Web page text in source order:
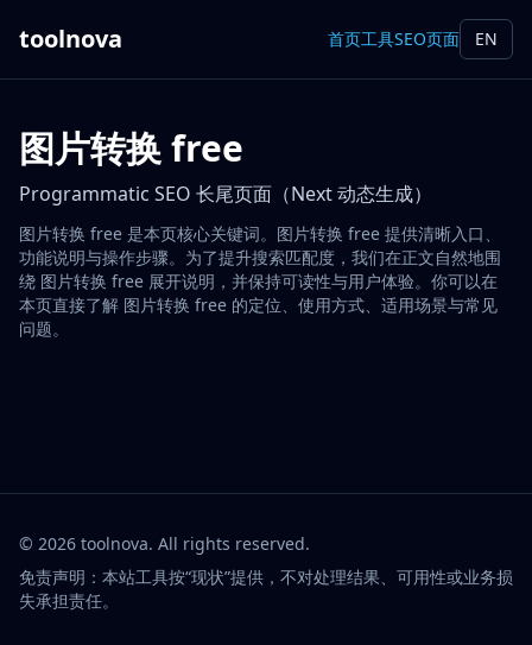
toolnova 首页工具SEO页面 EN
图片转换 free
Programmatic SEO 长尾页面（Next 动态生成）
图片转换 free 是本页核心关键词。图片转换 free 提供清晰入口、
功能说明与操作步骤。为了提升搜索匹配度，我们在正文自然地围
绕 图片转换 free 展开说明，并保持可读性与用户体验。你可以在
本页直接了解 图片转换 free 的定位、使用方式、适用场景与常见
问题。
© 2026 toolnova. All rights reserved.
免责声明：本站工具按“现状”提供，不对处理结果、可用性或业务损
失承担责任。